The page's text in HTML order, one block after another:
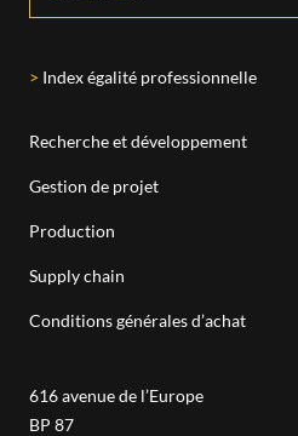
Index égalité professionnelle
Recherche et développement
Gestion de projet
Production
Supply chain
Conditions générales d’achat
616 avenue de l’Europe
BP 87